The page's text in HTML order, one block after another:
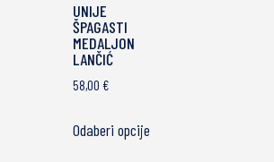
UNIJE
ŠPAGASTI
MEDALJON
LANČIĆ
58,00 €
Odaberi opcije